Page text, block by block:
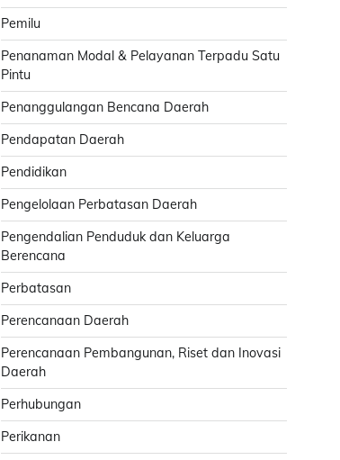
Pemilu
Penanaman Modal & Pelayanan Terpadu Satu
Pintu
Penanggulangan Bencana Daerah
Pendapatan Daerah
Pendidikan
Pengelolaan Perbatasan Daerah
Pengendalian Penduduk dan Keluarga
Berencana
Perbatasan
Perencanaan Daerah
Perencanaan Pembangunan, Riset dan Inovasi
Daerah
Perhubungan
Perikanan